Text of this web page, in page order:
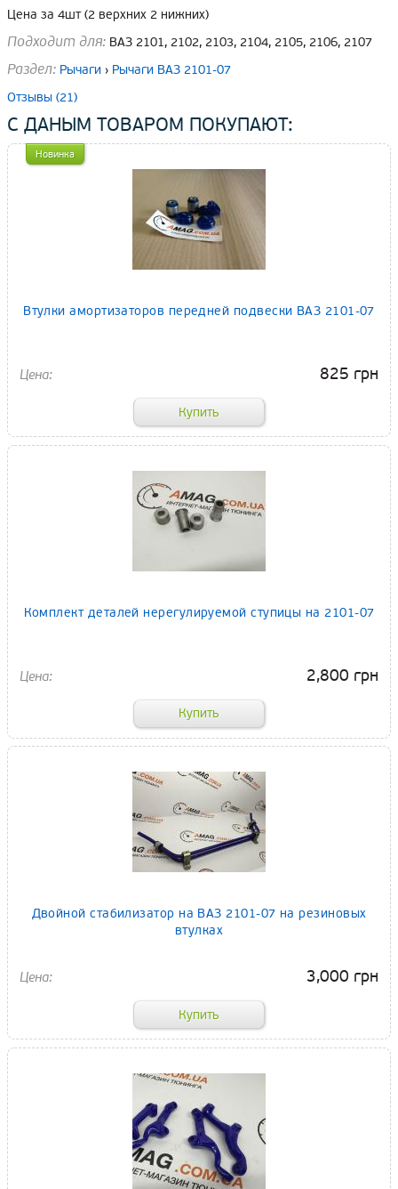
Цена за 4шт (2 верхних 2 нижних)
Подходит для: ВАЗ 2101, 2102, 2103, 2104, 2105, 2106, 2107
Раздел: Рычаги › Рычаги ВАЗ 2101-07
Отзывы (21)
С ДАНЫМ ТОВАРОМ ПОКУПАЮТ:
Новинка
Втулки амортизаторов передней подвески ВАЗ 2101-07
825 грн
Комплект деталей нерегулируемой ступицы на 2101-07
2,800 грн
Двойной стабилизатор на ВАЗ 2101-07 на резиновых
втулках
3,000 грн